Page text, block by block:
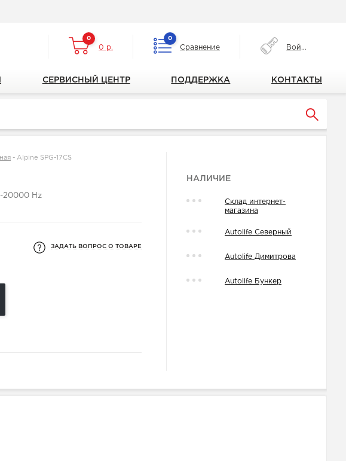
0
0 р.
0
Сравнение Войти
СЕРВИСНЫЙ ЦЕНТР ПОДДЕРЖКА КОНТАКТЫ
-Alpine SPG-17CS
20000 Hz
ЗАДАТЬ ВОПРОС О ТОВАРЕ
НАЛИЧИЕ
Склад интернет-
магазина
Autolife Северный
Autolife Димитрова
Autolife Бункер